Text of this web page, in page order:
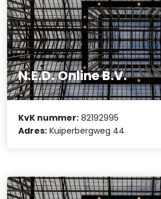
N.E.D. Online B.V.
KvK nummer: 82192995
Adres: Kuiperbergweg 44